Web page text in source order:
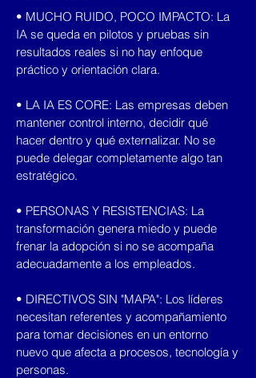
• MUCHO RUIDO, POCO IMPACTO: La
IA se queda en pilotos y pruebas sin
resultados reales si no hay enfoque
práctico y orientación clara.
• LA IA ES CORE: Las empresas deben
mantener control interno, decidir qué
hacer dentro y qué externalizar. No se
puede delegar completamente algo tan
estratégico.
• PERSONAS Y RESISTENCIAS: La
transformación genera miedo y puede
frenar la adopción si no se acompaña
adecuadamente a los empleados.
• DIRECTIVOS SIN "MAPA": Los líderes
necesitan referentes y acompañamiento
para tomar decisiones en un entorno
nuevo que afecta a procesos, tecnología y
personas.